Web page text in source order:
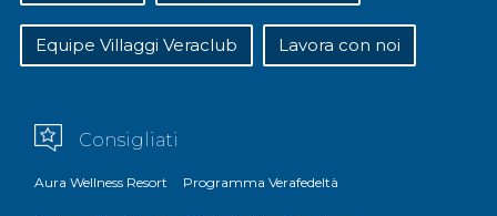
Equipe Villaggi Veraclub Lavora con noi
Consigliati
Aura Wellness Resort Programma Verafedeltà